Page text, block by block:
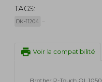
TAGS:
DK-11204
print Voir la compatibilité
Brother P-Touch QL 1050